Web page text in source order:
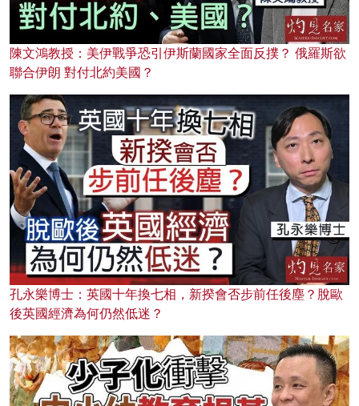
陳文鴻教授：美伊戰爭恐引伊斯蘭國家全面反撲？ 俄羅斯欲
聯合伊朗 對付北約美國？
孔永樂博士：英國十年換七相，新揆會否步前任後塵？脫歐
後英國經濟為何仍然低迷？